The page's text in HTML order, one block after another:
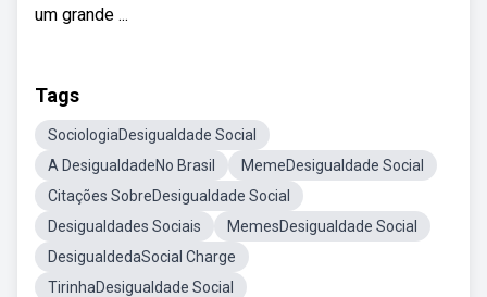
um grande ...
Tags
SociologiaDesigualdade Social
A DesigualdadeNo Brasil
MemeDesigualdade Social
Citações SobreDesigualdade Social
Desigualdades Sociais
MemesDesigualdade Social
DesigualdedaSocial Charge
TirinhaDesigualdade Social